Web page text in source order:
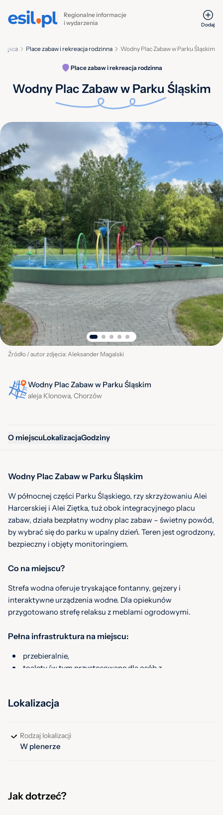
Regionalne informacje
i wydarzenia
Dodaj
Wodny Plac Zabaw w Parku Śląskim
Place zabaw i rekreacja rodzinna
Place zabaw i rekreacja rodzinna
Wodny Plac Zabaw w Parku Śląskim
Źródło / autor zdjęcia: Aleksander Magalski
Wodny Plac Zabaw w Parku Śląskim
aleja Klonowa, Chorzów
O miejscuLokalizacjaGodziny
Wodny Plac Zabaw w Parku Śląskim
W północnej części Parku Śląskiego, rzy skrzyżowaniu Alei
Harcerskiej i Alei Ziętka, tuż obok integracyjnego placu
zabaw, działa bezpłatny wodny plac zabaw – świetny powód,
by wybrać się do parku w upalny dzień. Teren jest ogrodzony,
bezpieczny i objęty monitoringiem.
Co na miejscu?
Strefa wodna oferuje tryskające fontanny, gejzery i
interaktywne urządzenia wodne. Dla opiekunów
przygotowano strefę relaksu z meblami ogrodowymi.
Pełna infrastruktura na miejscu:
przebieralnie,
toalety (w tym przystosowane dla osób z
Wstęp:bezpłatny
sprzyjającej pogodzie)
Lokalizacja
Rodzaj lokalizacji
W plenerze
Jak dotrzeć?